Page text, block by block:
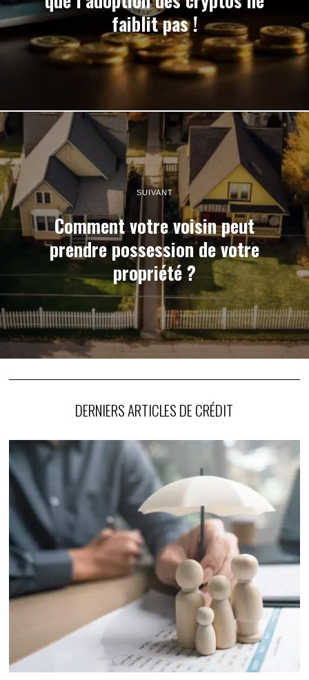
faiblit pas !
SUIVANT
Comment votre voisin peut
prendre possession de votre
propriété ?
DERNIERS ARTICLES DE CRÉDIT